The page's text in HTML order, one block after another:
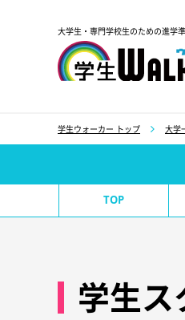
大学生・専門学校生のための進学
学生ウォーカー トップ 大学
TOP
学生ス